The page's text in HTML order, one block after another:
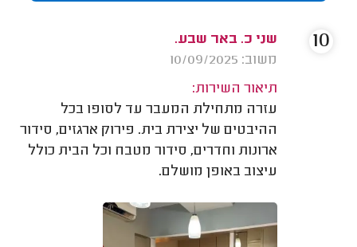
שני כ. באר שבע.
משוב: 10/09/2025
תיאור השירות:
עזרה מתחילת המעבר עד לסופו בכל
ההיבטים של יצירת בית. פירוק ארגזים, סידור
ארונות וחדרים, סידור מטבח וכל הבית כולל
עיצוב באופן מושלם.
10